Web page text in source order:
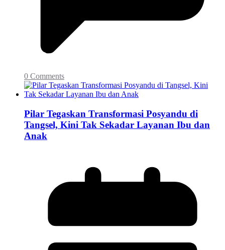
0 Comments
Pilar Tegaskan Transformasi Posyandu di
Tangsel, Kini Tak Sekadar Layanan Ibu dan
Anak